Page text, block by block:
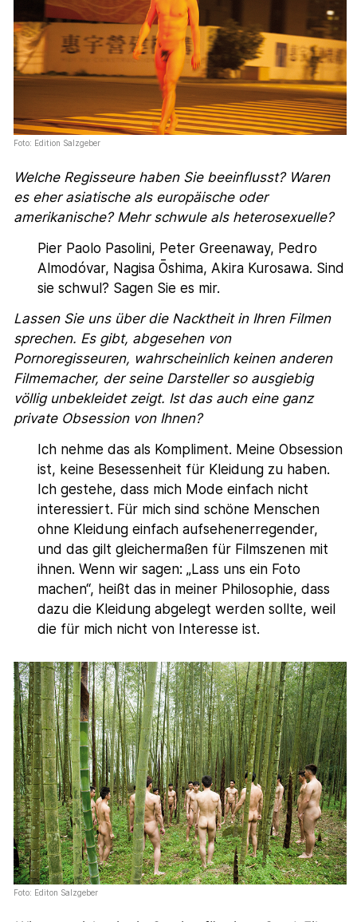
Foto: Edition Salzgeber
Welche Regisseure haben Sie beeinflusst? Waren
es eher asiatische als europäische oder
amerikanische? Mehr schwule als heterosexuelle?
Pier Paolo Pasolini, Peter Greenaway, Pedro
Almodóvar, Nagisa Ōshima, Akira Kurosawa. Sind
sie schwul? Sagen Sie es mir.
Lassen Sie uns über die Nacktheit in Ihren Filmen
sprechen. Es gibt, abgesehen von
Pornoregisseuren, wahrscheinlich keinen anderen
Filmemacher, der seine Darsteller so ausgiebig
völlig unbekleidet zeigt. Ist das auch eine ganz
private Obsession von Ihnen?
Ich nehme das als Kompliment. Meine Obsession
ist, keine Besessenheit für Kleidung zu haben.
Ich gestehe, dass mich Mode einfach nicht
interessiert. Für mich sind schöne Menschen
ohne Kleidung einfach aufsehenerregender,
und das gilt gleichermaßen für Filmszenen mit
ihnen. Wenn wir sagen: „Lass uns ein Foto
machen“, heißt das in meiner Philosophie, dass
dazu die Kleidung abgelegt werden sollte, weil
die für mich nicht von Interesse ist.
Foto: Editon Salzgeber